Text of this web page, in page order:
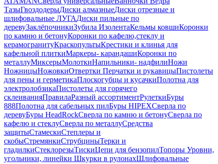
ТазыГвоздодерыДиски алмазныеДиски отрезные и
шлифовальные ЛУГАДиски пильные по
деревуЗаклёпочникиЗубила ИзолентаКельмы ковшиКоронки
по камню и бетонуКоронки по кафелю,стеклу и
керамогранитуКраскопультыКрестики и клинья для
кафельной плиткиМаркеры- карандашиКоронки по
металлуМиксерыМолоткиНапильники- надфилиНожи
НожницыНожовкиОтвертки Перчатки и рукавицыПистолеты
для пены и герметикаПлоскогубцы и кусачкиПолотна для
электролобзикаПистолеты для горячего
склеиванияПравилаРазный ассортиментРулеткиБуры
888Полотна для сабельных пилБуры HIPEXСверла по
деревуБуры HeadRockСверла по камню и бетонуСверла по
кафелю и стеклуСверла по металлуСредства
защитыСтамескиСтеплеры и
скобыСтремянкиСтрубциныТерки и
гладилкиСтеклорезыТискиЦепи для бензопилТопоры Уровни,
угольники, линейки Шкурки в рулонахШлифовальные